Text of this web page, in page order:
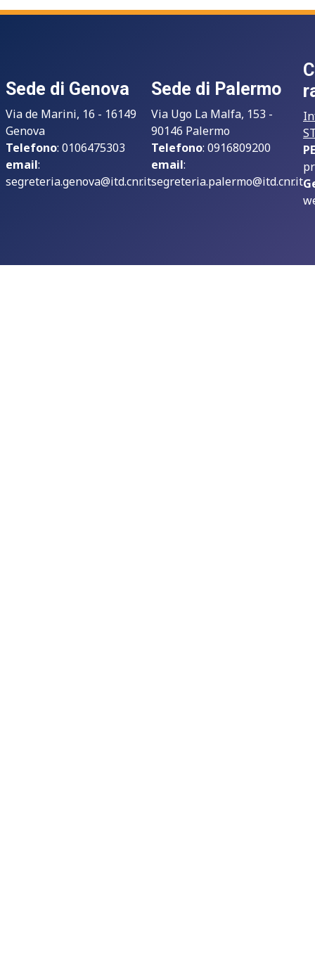
Sede di Genova
Via de Marini, 16 - 16149
Genova
Telefono: 0106475303
email:
segreteria.genova@itd.cnr.it
Sede di Palermo
Via Ugo La Malfa, 153 -
90146 Palermo
Telefono: 0916809200
email:
segreteria.palermo@itd.cnr.it